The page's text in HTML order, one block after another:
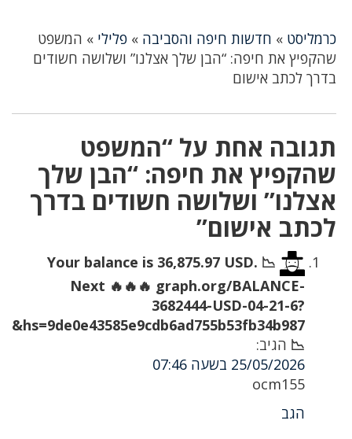
כרמליסט » חדשות חיפה והסביבה » פלילי » המשפט
שהקפיץ את חיפה: “הבן שלך אצלנו” ושלושה חשודים
בדרך לכתב אישום
תגובה אחת על “המשפט
שהקפיץ את חיפה: “הבן שלך
אצלנו” ושלושה חשודים בדרך
לכתב אישום”
📉 Your balance is 36,875.97 USD.
Next 🔥🔥🔥 graph.org/BALANCE-
3682444-USD-04-21-6?
hs=9de0e43585e9cdb6ad755b53fb34b987&
📉 הגיב:
25/05/2026 בשעה 07:46
ocm155
הגב